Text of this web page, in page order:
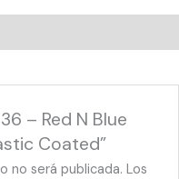
– Red N Blue
Coated”
no será publicada. Los